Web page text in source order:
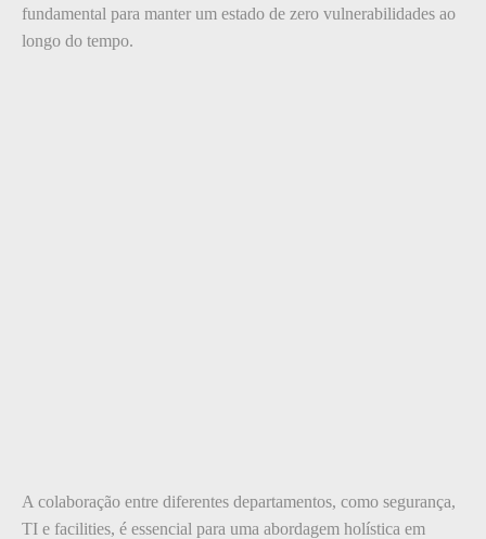
fundamental para manter um estado de zero vulnerabilidades ao
longo do tempo.
A colaboração entre diferentes departamentos, como segurança,
TI e facilities, é essencial para uma abordagem holística em